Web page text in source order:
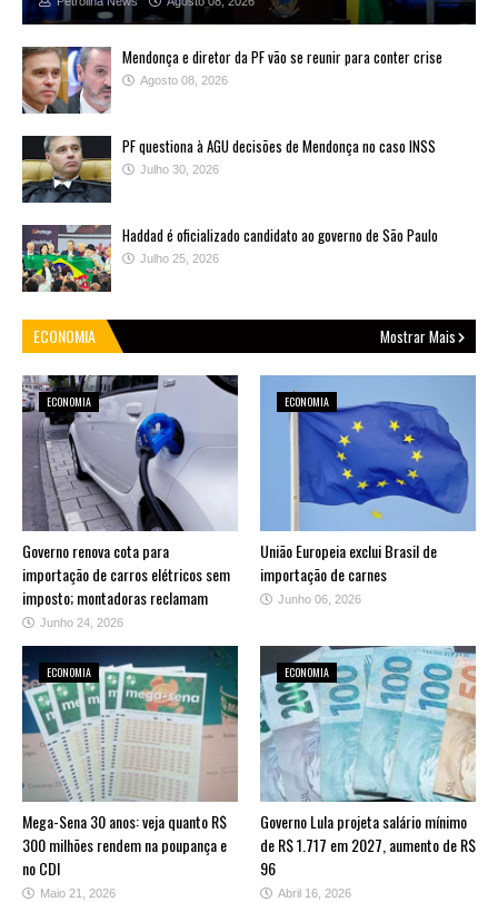
Mendonça e diretor da PF vão se reunir para conter crise
Agosto 08, 2026
PF questiona à AGU decisões de Mendonça no caso INSS
Julho 30, 2026
Haddad é oficializado candidato ao governo de São Paulo
Julho 25, 2026
ECONOMIA Mostrar Mais
ECONOMIA
Governo renova cota para
importação de carros elétricos sem
imposto; montadoras reclamam
Junho 24, 2026
ECONOMIA
União Europeia exclui Brasil de
importação de carnes
Junho 06, 2026
ECONOMIA
Mega-Sena 30 anos: veja quanto R$
300 milhões rendem na poupança e
no CDI
Maio 21, 2026
ECONOMIA
Governo Lula projeta salário mínimo
de R$ 1.717 em 2027, aumento de R$
96
Abril 16, 2026